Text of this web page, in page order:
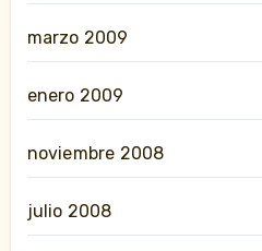
marzo 2009
enero 2009
noviembre 2008
julio 2008